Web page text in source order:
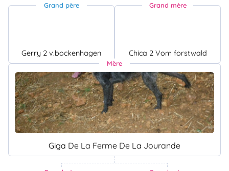
Grand père
Gerry 2 v.bockenhagen
Grand mère
Chica 2 Vom forstwald
Mère
Giga De La Ferme De La Jourande